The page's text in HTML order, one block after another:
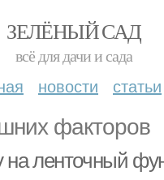
ЗЕЛЁНЫЙ САД
всё для дачи и сада
новости статьи
факторов
на ленточный